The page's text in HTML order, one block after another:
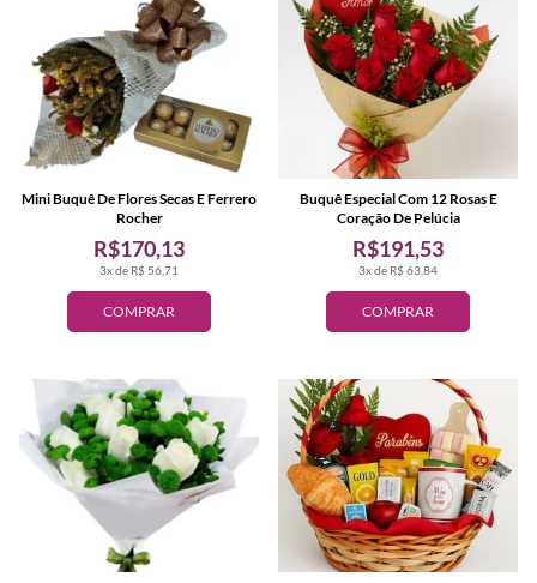
COMPRAR
3x de R$ 56,71
R$170,13
Mini Buquê De Flores Secas E Ferrero
Rocher
COMPRAR
3x de R$ 63,84
R$191,53
Buquê Especial Com 12 Rosas E
Coração De Pelúcia